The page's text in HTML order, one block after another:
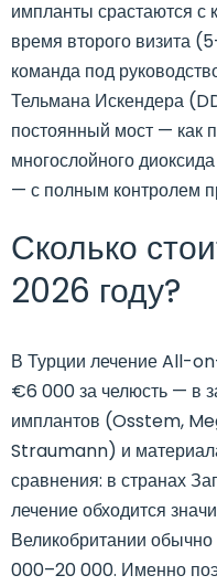
импланты срастаются с
время второго визита
команда под
Тельмана Искендера
постоянный мост — как
многослойного
— с полным контролем
Сколько
2026 году?
В Турции лечение All-
€6 000 за челюсть — в
имплантов (Osstem,
Straumann) и
сравнения: в странах
лечение обходится
Великобритании
000–20 000. Именно